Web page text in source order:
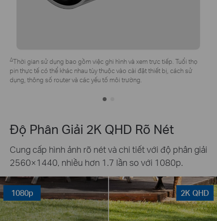
*Tấm pin mặt trời Tapo cần mua riêng. Trải nghiệm thực tế có thể khác
nhau tùy thuộc vào góc đặt, điều kiện thời tiết và cách sử dụng camera.
Độ Phân Giải 2K QHD Rõ Nét
Cung cấp hình ảnh rõ nét và chi tiết với độ phân giải
2560×1440, nhiều hơn 1.7 lần so với 1080p.
1080p 2K QHD